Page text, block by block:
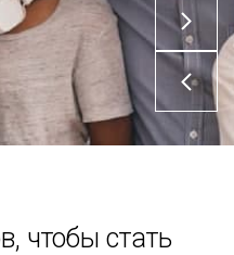
чтобы стать